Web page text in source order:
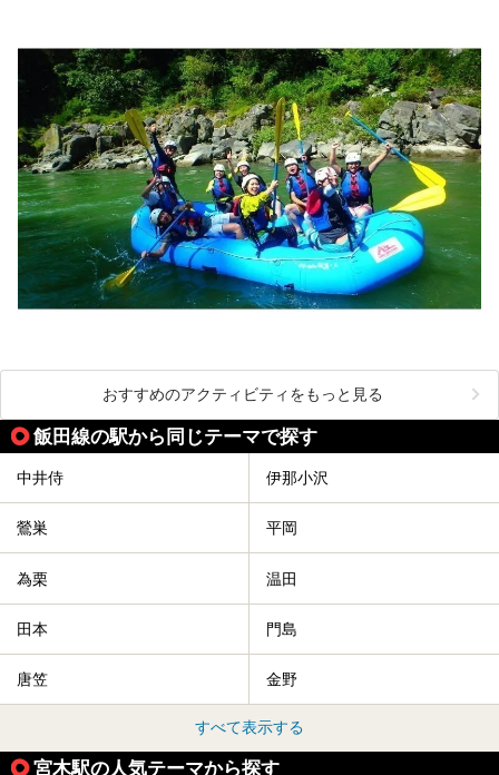
おすすめのアクティビティをもっと見る
飯田線の駅から同じテーマで探す
中井侍 伊那小沢
鶯巣 平岡
為栗 温田
田本 門島
唐笠 金野
すべて表示する
宮木駅の人気テーマから探す